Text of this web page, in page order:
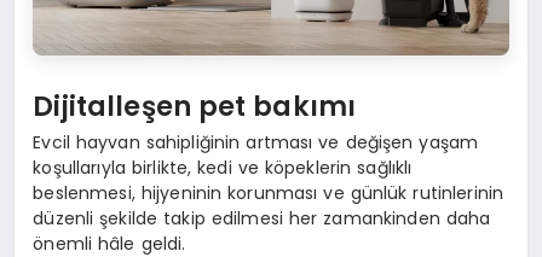
Dijitalleşen pet bakımı
Evcil hayvan sahipliğinin artması ve değişen yaşam
koşullarıyla birlikte, kedi ve köpeklerin sağlıklı
beslenmesi, hijyeninin korunması ve günlük rutinlerinin
düzenli şekilde takip edilmesi her zamankinden daha
önemli hâle geldi.